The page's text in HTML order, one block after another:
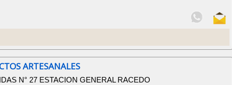
ARTESANALES
N° 27 ESTACION GENERAL RACEDO